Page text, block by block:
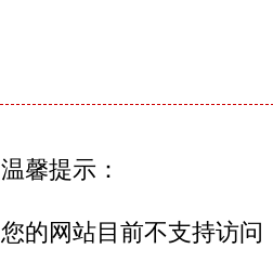
温馨提示：
您的网站目前不支持访